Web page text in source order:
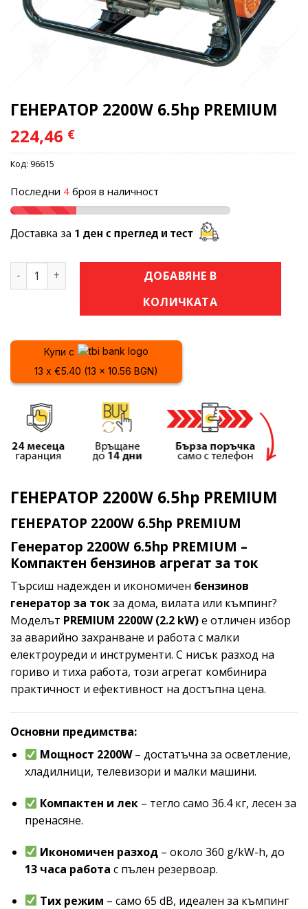
ГЕНЕРАТОР 2200W 6.5hp PREMIUM
224,46 €
Код: 96615
Последни 4 броя в наличност
количество за ГЕНЕРАТОР 2200W 6.5hp PREMIUM
ДОБАВЯНЕ В
КОЛИЧКАТА
Купи с
13 x €5.40 (13 x 10.56 BGN)
ГЕНЕРАТОР 2200W 6.5hp PREMIUM
ГЕНЕРАТОР 2200W 6.5hp PREMIUM
Генератор 2200W 6.5hp PREMIUM –
Компактен бензинов агрегат за ток
Търсиш надежден и икономичен бензинов
генератор за токза дома, вилата или къмпинг?
Моделът PREMIUM 2200W (2.2 kW)е отличен избор
за аварийно захранване и работа с малки
електроуреди и инструменти. С нисък разход на
гориво и тиха работа, този агрегат комбинира
практичност и ефективност на достъпна цена.
Основни предимства:
Мощност 2200W– достатъчна за осветление,
хладилници, телевизори и малки машини.
Компактен и лек – тегло само 36.4 кг, лесен за
пренасяне.
Икономичен разход – около 360 g/kW-h, до
13 часа работа с пълен резервоар.
Тих режим – само 65 dB, идеален за къмпинг